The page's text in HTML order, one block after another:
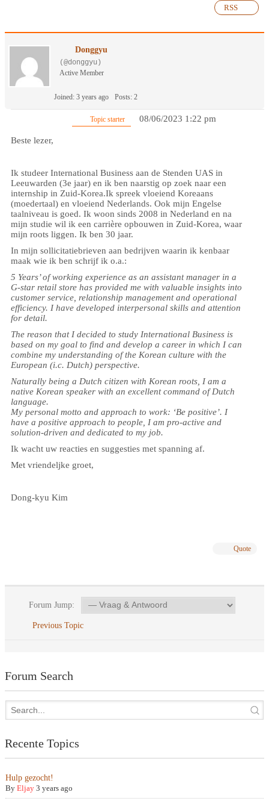
RSS
Donggyu
(@donggyu)
Active Member
Joined: 3 years ago Posts: 2
Topic starter 08/06/2023 1:22 pm
Beste lezer,
Ik studeer International Business aan de Stenden UAS in
Leeuwarden (3e jaar) en ik ben naarstig op zoek naar een
internship in Zuid-Korea.Ik spreek vloeiend Koreaans
(moedertaal) en vloeiend Nederlands. Ook mijn Engelse
taalniveau is goed. Ik woon sinds 2008 in Nederland en na
mijn studie wil ik een carrière opbouwen in Zuid-Korea, waar
mijn roots liggen. Ik ben 30 jaar.
In mijn sollicitatiebrieven aan bedrijven waarin ik kenbaar
maak wie ik ben schrijf ik o.a.:
5 Years’ of working experience as an assistant manager in a
G-star retail store has provided me with valuable insights into
customer service, relationship management and operational
efficiency. I have developed interpersonal skills and attention
for detail.
The reason that I decided to study International Business is
based on my goal to find and develop a career in which I can
combine my understanding of the Korean culture with the
European (i.c. Dutch) perspective.
Naturally being a Dutch citizen with Korean roots, I am a
native Korean speaker with an excellent command of Dutch
language.
My personal motto and approach to work: ‘Be positive’. I
have a positive approach to people, I am pro-active and
solution-driven and dedicated to my job.
Ik wacht uw reacties en suggesties met spanning af.
Met vriendeljke groet,
Dong-kyu Kim
Quote
Forum Jump:
Previous Topic
Forum Search
Recente Topics
Hulp gezocht!
By Eljay 3 years ago